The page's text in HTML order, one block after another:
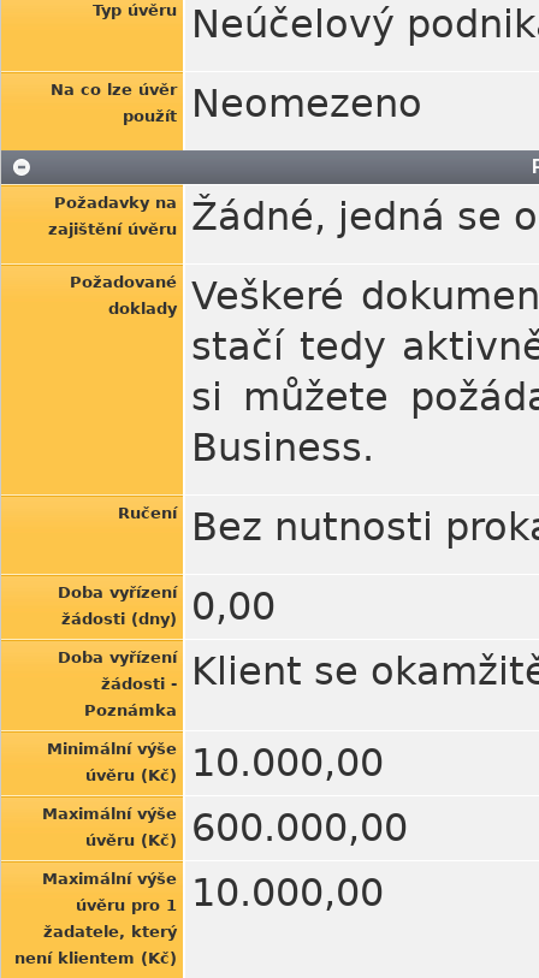
Typ úvěru Neúčelový
Na co lze úvěr
použít
Neomezeno
Požadavky na
zajištění úvěru
Žádné, jedná se
Požadované
doklady
Veškeré
stačí tedy
si můžete
Business.
Ručení Bez nutnosti
Doba vyřízení
žádosti (dny)
0,00
Doba vyřízení
žádosti -
Poznámka
Klient se
Minimální výše
úvěru (Kč)
10.000,00
Maximální výše
úvěru (Kč)
600.000,00
Maximální výše
úvěru pro 1
žadatele, který
není klientem (Kč)
10.000,00